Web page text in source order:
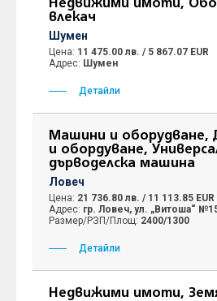
Недвижими имоти,
влекач
Шумен
Цена: 11 475.00 лв. / 5 867.07 EUR
Адрес: Шумен
Детайли
Машини и оборудване,
и обордуване,
дърводелска машина
Ловеч
Цена: 21 736.80 лв. / 11 113.85 EUR
Адрес: гр. Ловеч, ул. „Витоша“
Размер/РЗП/Площ: 2400/1300
Детайли
Недвижими имоти,